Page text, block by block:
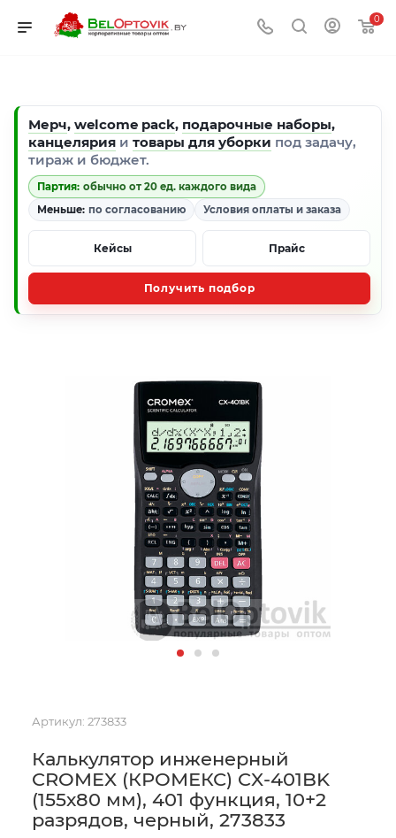
0
Мерч, welcome pack, подарочные наборы,
канцелярия и товары для уборки под задачу,
тираж и бюджет.
Партия: обычно от 20 ед. каждого вида
Меньше: по согласованию Условия оплаты и заказа
Кейсы Прайс
Получить подбор
Артикул: 273833
Калькулятор инженерный
CROMEX (КРОМЕКС) CX-401BK
(155х80 мм), 401 функция, 10+2
разрядов, черный, 273833